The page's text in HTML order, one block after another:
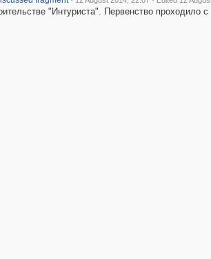
"Интуриста". Первенство проходило